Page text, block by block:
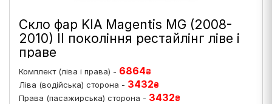
Скло фар KIA Magentis MG (2008-
2010) II покоління рестайлінг ліве і
праве
Комплект (ліва і права) - 6864₴
Ліва (водійська) сторона - 3432₴
Права (пасажирська) сторона - 3432₴